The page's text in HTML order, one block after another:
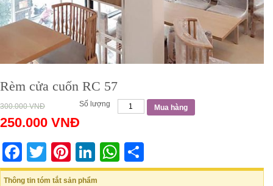
Rèm cửa cuốn RC 57
300.000VNĐ
250.000 VNĐ
Số lượng Mua hàng
Facebook
TwitterPinterest
LinkedIn
WhatsApp
Thông tin tóm tắt sản phẩm